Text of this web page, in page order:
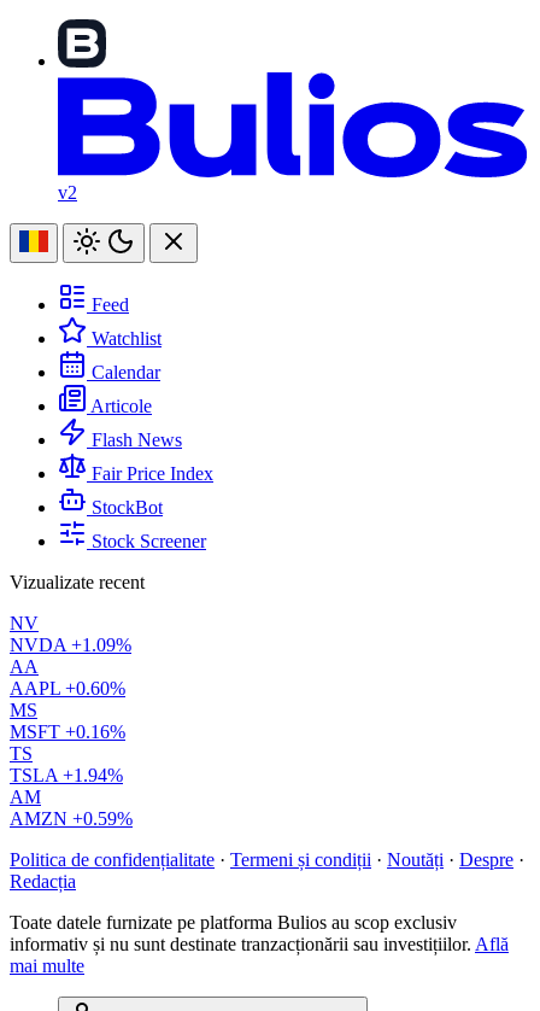
v2
Feed
Watchlist
Calendar
Articole
Flash News
Fair Price Index
StockBot
Stock Screener
Vizualizate recent
NV
NVDA +1.09%
AA
AAPL +0.60%
MS
MSFT +0.16%
TS
TSLA +1.94%
AM
AMZN +0.59%
Politica de confidențialitate · Termeni și condiții · Noutăți · Despre ·
Redacția
Toate datele furnizate pe platforma Bulios au scop exclusiv
informativ și nu sunt destinate tranzacționării sau investițiilor. Află
mai multe